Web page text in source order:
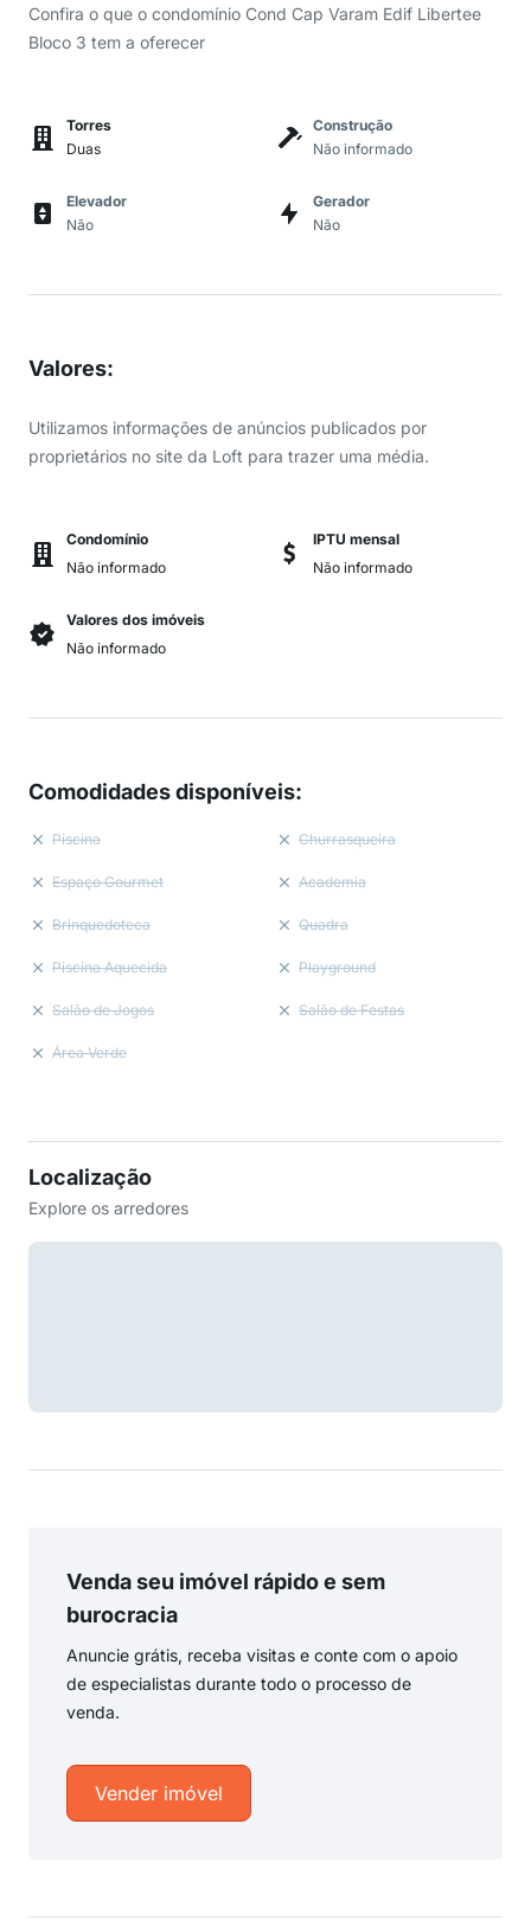
Confira o que o condomínio Cond Cap Varam Edif Libertee
Bloco 3 tem a oferecer
Torres
Duas
Construção
Não informado
Elevador
Não
Gerador
Não
Valores:
Utilizamos informações de anúncios publicados por
proprietários no site da Loft para trazer uma média.
Condomínio
Não informado
IPTU mensal
Não informado
Valores dos imóveis
Não informado
Comodidades disponíveis:
Piscina Churrasqueira
Espaço Gourmet Academia
Brinquedoteca Quadra
Piscina Aquecida Playground
Salão de Jogos Salão de Festas
Área Verde
Localização
Explore os arredores
Venda seu imóvel rápido e sem
burocracia
Anuncie grátis, receba visitas e conte com o apoio
de especialistas durante todo o processo de
venda.
Vender imóvel